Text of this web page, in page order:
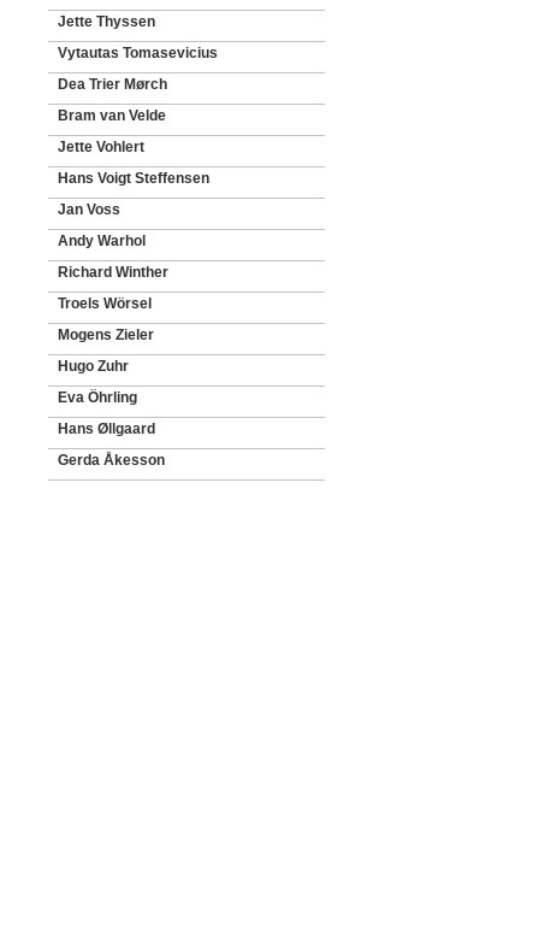
Jette Thyssen
Vytautas Tomasevicius
Dea Trier Mørch
Bram van Velde
Jette Vohlert
Hans Voigt Steffensen
Jan Voss
Andy Warhol
Richard Winther
Troels Wörsel
Mogens Zieler
Hugo Zuhr
Eva Öhrling
Hans Øllgaard
Gerda Åkesson